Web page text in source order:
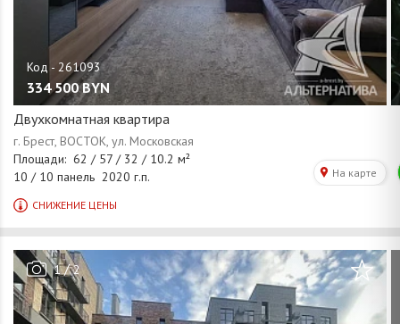
334 500 BYN
Двухкомнатная квартира
1/2